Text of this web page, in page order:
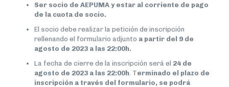
Ser socio de AEPUMA y estar al corriente de pago
de la cuota de socio.
El socio debe realizar la petición de inscripción
rellenando el formulario adjunto a partir del 9 de
agosto de 2023 a las 22:00h.
La fecha de cierre de la inscripción será el 24 de
agosto de 2023 a las 22:00h. Terminado el plazo de
inscripción a través del formulario, se podrá